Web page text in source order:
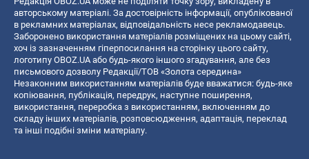
авторському матеріалі. За достовірність інформації, опублікованої
в рекламних матеріалах, відповідальність несе рекламодавець.
Заборонено використання матеріалів розміщених на цьому сайті,
хоч із зазначенням гіперпосилання на сторінку цього сайту,
логотипу OBOZ.UA або будь-якого іншого згадування, але без
письмового дозволу Редакції/ТОВ «Золота середина»
Незаконним використанням матеріалів буде вважатися: будь-яке
копiювання, публiкацiя, передрук, наступне поширення,
використання, переробка з використанням, включенням до
складу інших матеріалів, розповсюдження, адаптація, переклад
та інші подібні зміни матеріалу.